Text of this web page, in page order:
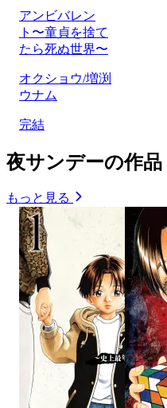
アンビバレン
ト〜童貞を捨て
たら死ぬ世界〜
オクショウ/増渕
ウナム
完結
夜サンデーの作品
もっと見る